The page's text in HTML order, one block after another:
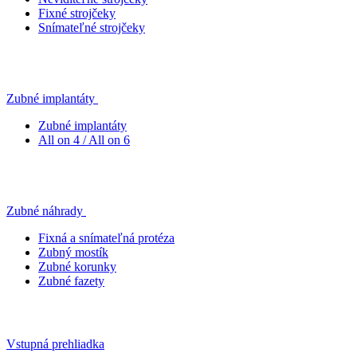
Fixné strojčeky
Snímateľné strojčeky
Zubné implantáty
Zubné implantáty
All on 4 / All on 6
Zubné náhrady
Fixná a snímateľná protéza
Zubný mostík
Zubné korunky
Zubné fazety
Vstupná prehliadka